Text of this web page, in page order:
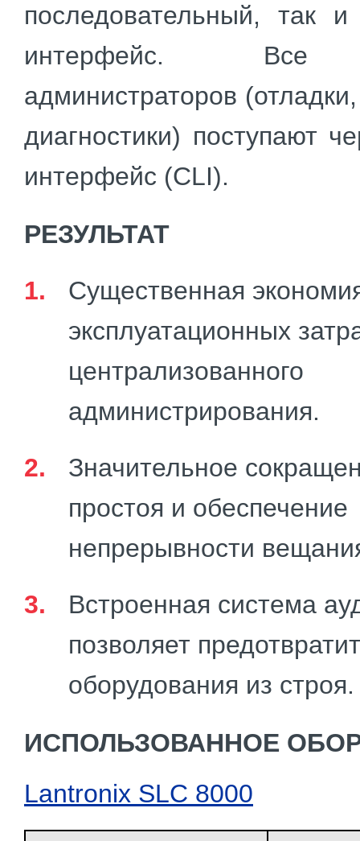
последовательный, так
интерфейс. Все
администраторов
диагностики) поступают
интерфейс (CLI).
РЕЗУЛЬТАТ
Существенная
эксплуатационных
централизованного
администрирования.
Значительное
простоя и обеспечение
непрерывности
Встроенная система
позволяет
оборудования из строя.
ИСПОЛЬЗОВАННОЕ
Lantronix SLC 8000